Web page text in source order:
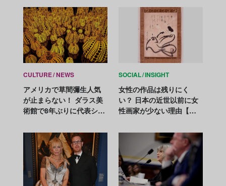
際女性デー】
CULTURE NEWS
アメリカで草間彌生人気
が止まらない！ ダラス美
術館で8年ぶりに代表シリ
SOCIAL INSIGHT
女性の作品は残りにく
い？ 日本の近世以前に女
性画家が少ない理由【見
美術史 Vol.2】